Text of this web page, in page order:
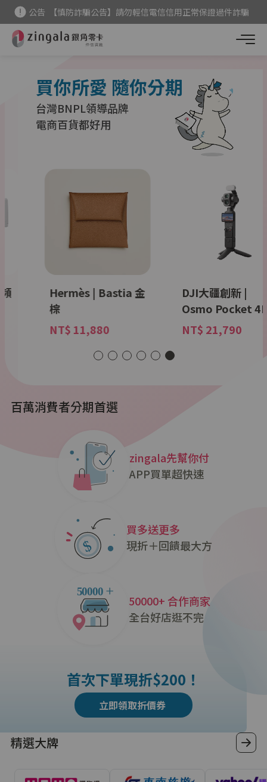
公告
【慎防詐騙公告】請勿輕信電信信用正常保證過件詐騙
新用戶首次下單現折 $200 點我領
買你所愛 隨你分期
台灣BNPL領導品牌
電商百貨都好用
金
DJI大疆創新 |
NT$ 21,790
MMM |
NT$ 43,000
百萬消費者分期首選
zingala先幫你付
APP買單超快速
買多送更多
現折＋回饋最大方
50000+ 合作商家
全台好店逛不完
首次下單現折$200！
立即領取折價券
精選大牌